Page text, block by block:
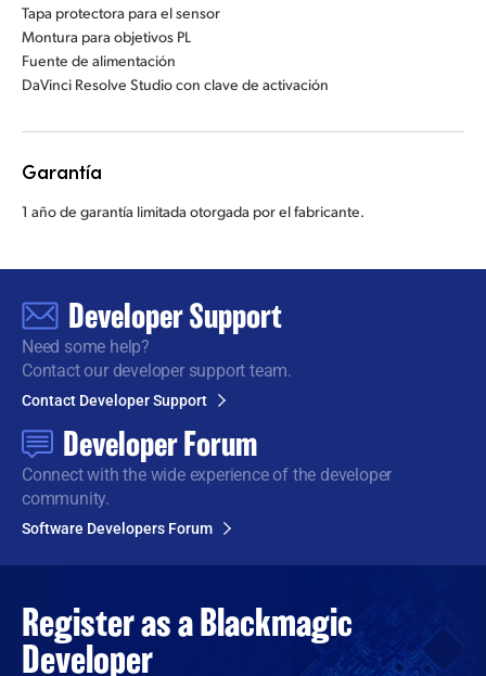
Tapa protectora para el sensor
Montura para objetivos PL
Fuente de alimentación
DaVinci Resolve Studio con clave de activación
Garantía
1 año de garantía limitada otorgada por el fabricante.
Developer Support
Need some help?
Contact our developer support team.
Contact Developer Support
Developer Forum
Connect with the wideexperience of the developer
community.
Software Developers Forum
Register as aBlackmagic
Developer